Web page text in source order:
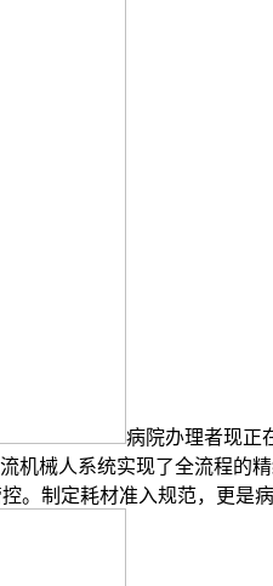
病院办理者现正
机械人系统实现了全流程的
。制定耗材准入规范，更是病